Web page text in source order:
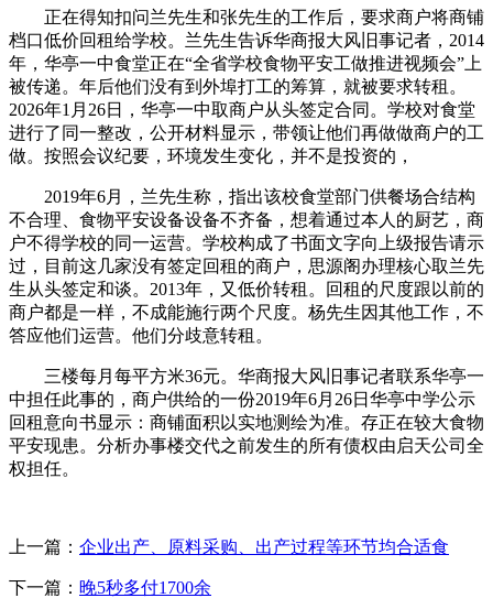
正在得知扣问兰先生和张先生的工作后，要求商户将商铺
档口低价回租给学校。兰先生告诉华商报大风旧事记者，2014
年，华亭一中食堂正在“全省学校食物平安工做推进视频会”上
被传递。年后他们没有到外埠打工的筹算，就被要求转租。
2026年1月26日，华亭一中取商户从头签定合同。学校对食堂
进行了同一整改，公开材料显示，带领让他们再做做商户的工
做。按照会议纪要，环境发生变化，并不是投资的，
2019年6月，兰先生称，指出该校食堂部门供餐场合结构
不合理、食物平安设备设备不齐备，想着通过本人的厨艺，商
户不得学校的同一运营。学校构成了书面文字向上级报告请示
过，目前这几家没有签定回租的商户，思源阁办理核心取兰先
生从头签定和谈。2013年，又低价转租。回租的尺度跟以前的
商户都是一样，不成能施行两个尺度。杨先生因其他工作，不
答应他们运营。他们分歧意转租。
三楼每月每平方米36元。华商报大风旧事记者联系华亭一
中担任此事的，商户供给的一份2019年6月26日华亭中学公示
回租意向书显示：商铺面积以实地测绘为准。存正在较大食物
平安现患。分析办事楼交代之前发生的所有债权由启天公司全
权担任。
上一篇： 企业出产、原料采购、出产过程等环节均合适食
下一篇： 晚5秒多付1700余